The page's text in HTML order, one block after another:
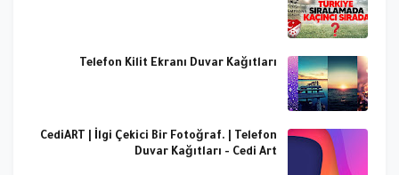
Telefon Kilit Ekranı Duvar Kağıtları
CediART | İlgi Çekici Bir Fotoğraf. | Telefon
Duvar Kağıtları - Cedi Art